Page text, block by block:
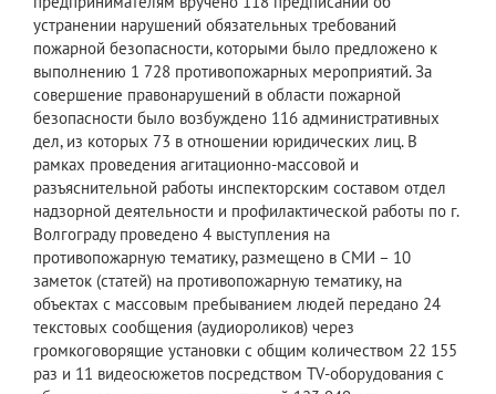
устранении нарушений обязательных требований
пожарной безопасности, которыми было предложено к
выполнению 1 728 противопожарных мероприятий. За
совершение правонарушений в области пожарной
безопасности было возбуждено 116 административных
дел, из которых 73 в отношении юридических лиц. В
рамках проведения агитационно-массовой и
разъяснительной работы инспекторским составом отдел
надзорной деятельности и профилактической работы по г.
Волгограду проведено 4 выступления на
противопожарную тематику, размещено в СМИ – 10
заметок (статей) на противопожарную тематику, на
объектах с массовым пребыванием людей передано 24
текстовых сообщения (аудиороликов) через
громкоговорящие установки с общим количеством 22 155
раз и 11 видеосюжетов посредством TV-оборудования с